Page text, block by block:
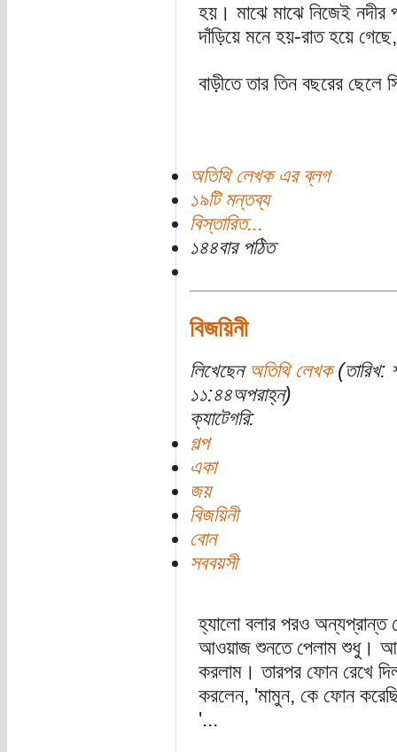
হয়। মাঝে মাঝে নিজেই নদীর
দাঁড়িয়ে মনে হয়-রাত হয়ে
বাড়ীতে তার তিন বছরের
অতিথি লেখক এর ব্লগ
১৯টি মন্তব্য
বিস্তারিত...
১৪৪বার পঠিত
বিজয়িনী
লিখেছেন অতিথি লেখক(তারিখ:
১১:৪৪অপরাহ্ন)
ক্যাটেগরি:
গল্প
একা
জয়
বিজয়িনী
বোন
সববয়সী
হ্যালো বলার পরও অন্যপ্রান্ত
আওয়াজ শুনতে পেলাম শুধু।
করলাম। তারপর ফোন রেখে
করলেন, 'মামুন, কে ফোন
'...